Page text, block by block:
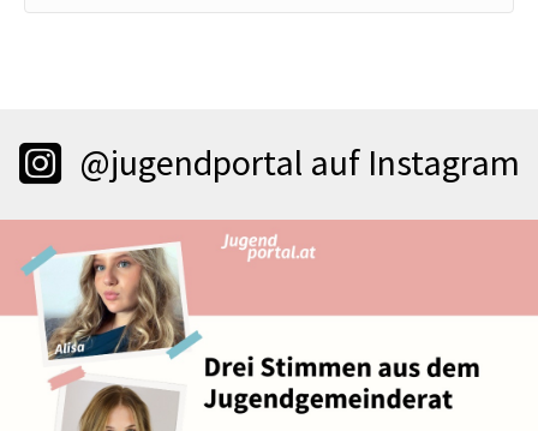
@jugendportal auf Instagram